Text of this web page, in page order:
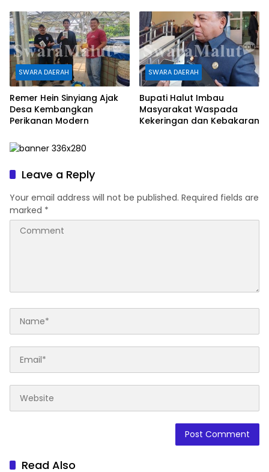
SWARA DAERAH
Remer Hein Sinyiang Ajak
Desa Kembangkan
Perikanan Modern
SWARA DAERAH
Bupati Halut Imbau
Masyarakat Waspada
Kekeringan dan Kebakaran
Leave a Reply
Your email address will not be published. Required fields are
marked *
Read Also